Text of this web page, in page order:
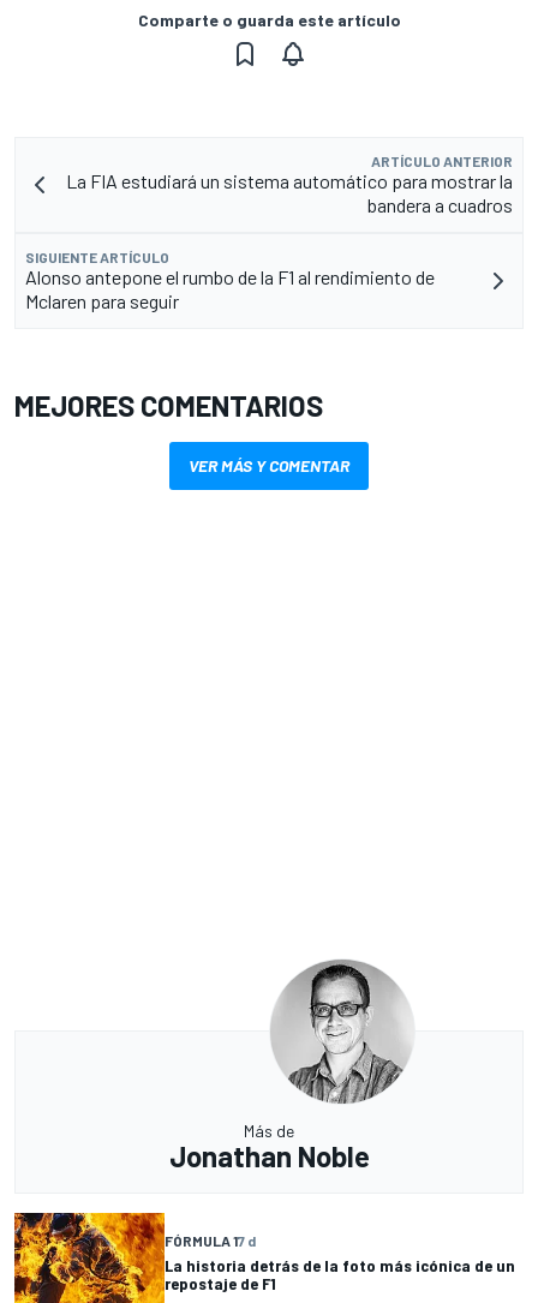
Comparte o guarda este artículo
ARTÍCULO ANTERIOR
La FIA estudiará un sistema automático para mostrar la
bandera a cuadros
SIGUIENTE ARTÍCULO
Alonso antepone el rumbo de la F1 al rendimiento de
Mclaren para seguir
MEJORES COMENTARIOS
VER MÁS Y COMENTAR
Más de
Jonathan Noble
FÓRMULA 17 d
La historia detrás de la foto más icónica de un
repostaje de F1